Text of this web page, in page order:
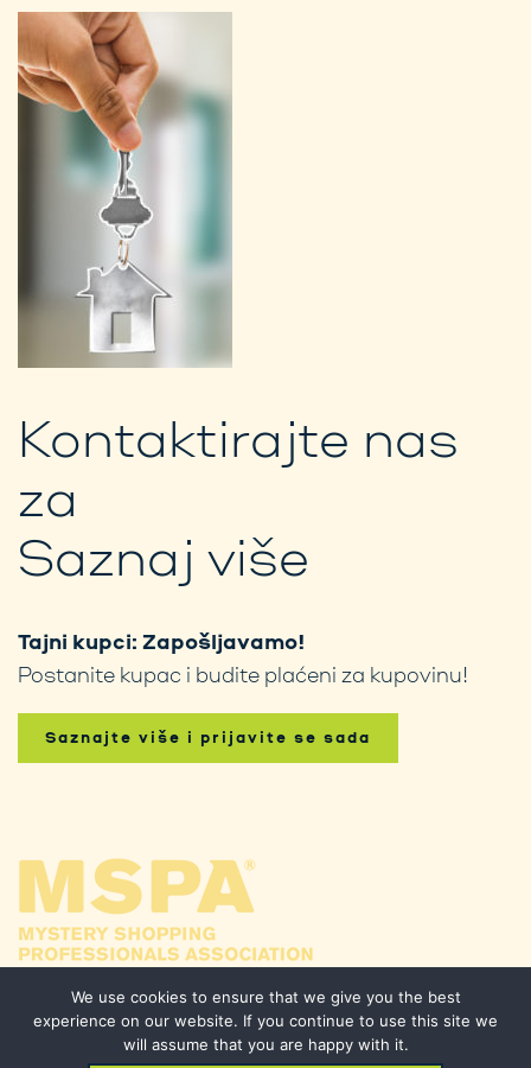
Kontaktirajte nas
za
Saznaj više
Tajni kupci: Zapošljavamo!
Postanite kupac i budite plaćeni za kupovinu!
Saznajte više i prijavite se sada
We use cookies to ensure that we give you the best
experience on our website. If you continue to use this site we
will assume that you are happy with it.